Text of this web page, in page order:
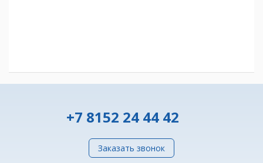
+7 8152 24 44 42
Заказать звонок